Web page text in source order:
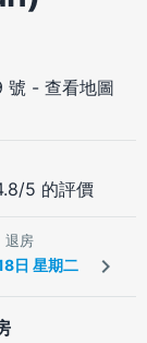
號 - 查看地圖
5 的評價
退房